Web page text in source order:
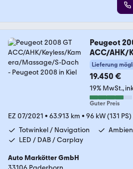
Peugeot
ACC/AHK/
age/S-
Lieferung
19.450 €
19% MwSt.
Guter Preis
EZ 07/2021 • 63.913 km • 96 kW (131 PS)
Totwinkel / Navigation
LED / DAB / Carplay
Auto Markötter GmbH